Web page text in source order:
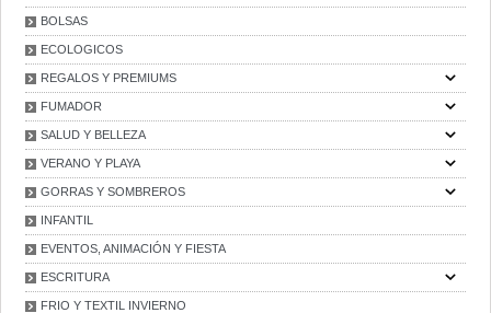
BOLSAS
ECOLOGICOS
REGALOS Y PREMIUMS
FUMADOR
SALUD Y BELLEZA
VERANO Y PLAYA
GORRAS Y SOMBREROS
INFANTIL
EVENTOS, ANIMACIÓN Y FIESTA
ESCRITURA
FRIO Y TEXTIL INVIERNO